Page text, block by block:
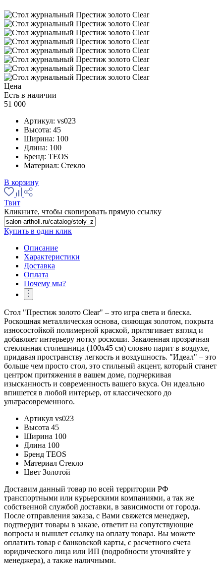
Цена
Есть в наличии
51 000
Артикул: vs023
Высота: 45
Ширина: 100
Длина: 100
Бренд: TEOS
Материал: Стекло
В корзину
Твит
Кликните, чтобы скопировать прямую ссылку
Купить в один клик
Описание
Характеристики
Доставка
Оплата
Почему мы?
Стол "Престиж золото Clear" – это игра света и блеска.
Роскошная металлическая основа, сияющая золотом, покрыта
износостойкой полимерной краской, притягивает взгляд и
добавляет интерьеру нотку роскоши. Закаленная прозрачная
стеклянная столешница (100x45 см) словно парит в воздухе,
придавая пространству легкость и воздушность. "Идеал" – это
больше чем просто стол, это стильный акцент, который станет
центром притяжения в вашем доме, подчеркивая
изысканность и современность вашего вкуса. Он идеально
впишется в любой интерьер, от классического до
ультрасовременного.
Артикул vs023
Высота 45
Ширина 100
Длина 100
Бренд TEOS
Материал Стекло
Цвет Золотой
Доставим данный товар по всей территории РФ
транспортными или курьерскими компаниями, а так же
собственной службой доставки, в зависимости от города.
После отправления заказа, с Вами свяжется менеджер,
подтвердит товары в заказе, ответит на сопутствующие
вопросы и вышлет ссылку на оплату товара. Вы можете
оплатить товар с банковской карты, с расчетного счета
юридического лица или ИП (подробности уточняйте у
менеджера), а также наличными.